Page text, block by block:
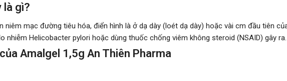
là gì?
niêm mạc đường tiêu hóa, điển hình là ở dạ dày (loét dạ dày) hoặc vài cm đầu tiên
nhiễm Helicobacter pylori hoặc dùng thuốc chống viêm không steroid (NSAID) gây ra.
Amalgel 1,5g An Thiên Pharma